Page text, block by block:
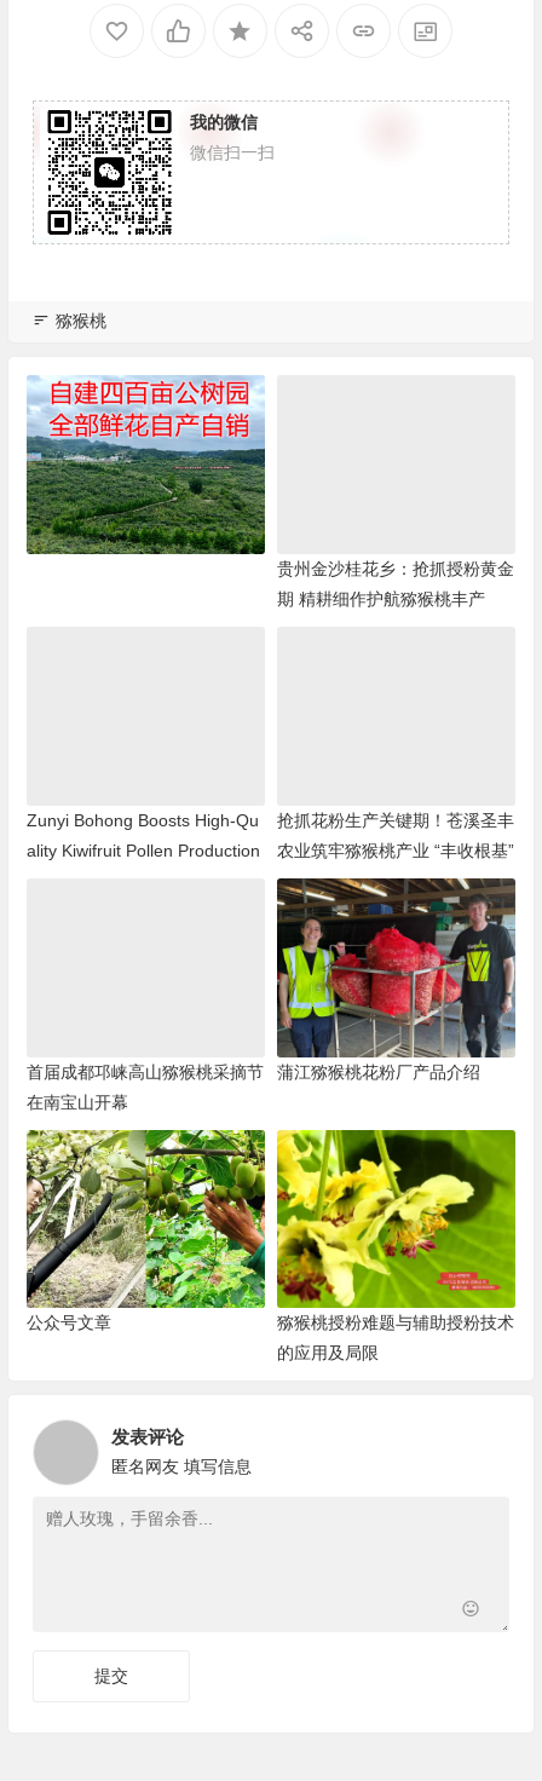
我的微信
微信扫一扫
猕猴桃
贵州金沙桂花乡：抢抓授粉黄金
期 精耕细作护航猕猴桃丰产
Zunyi Bohong Boosts High-Qu
ality Kiwifruit Pollen Production
抢抓花粉生产关键期！苍溪圣丰
农业筑牢猕猴桃产业 “丰收根基”
首届成都邛崃高山猕猴桃采摘节
在南宝山开幕
蒲江猕猴桃花粉厂产品介绍
公众号文章
猕猴桃授粉难题与辅助授粉技术
的应用及局限
发表评论
匿名网友 填写信息